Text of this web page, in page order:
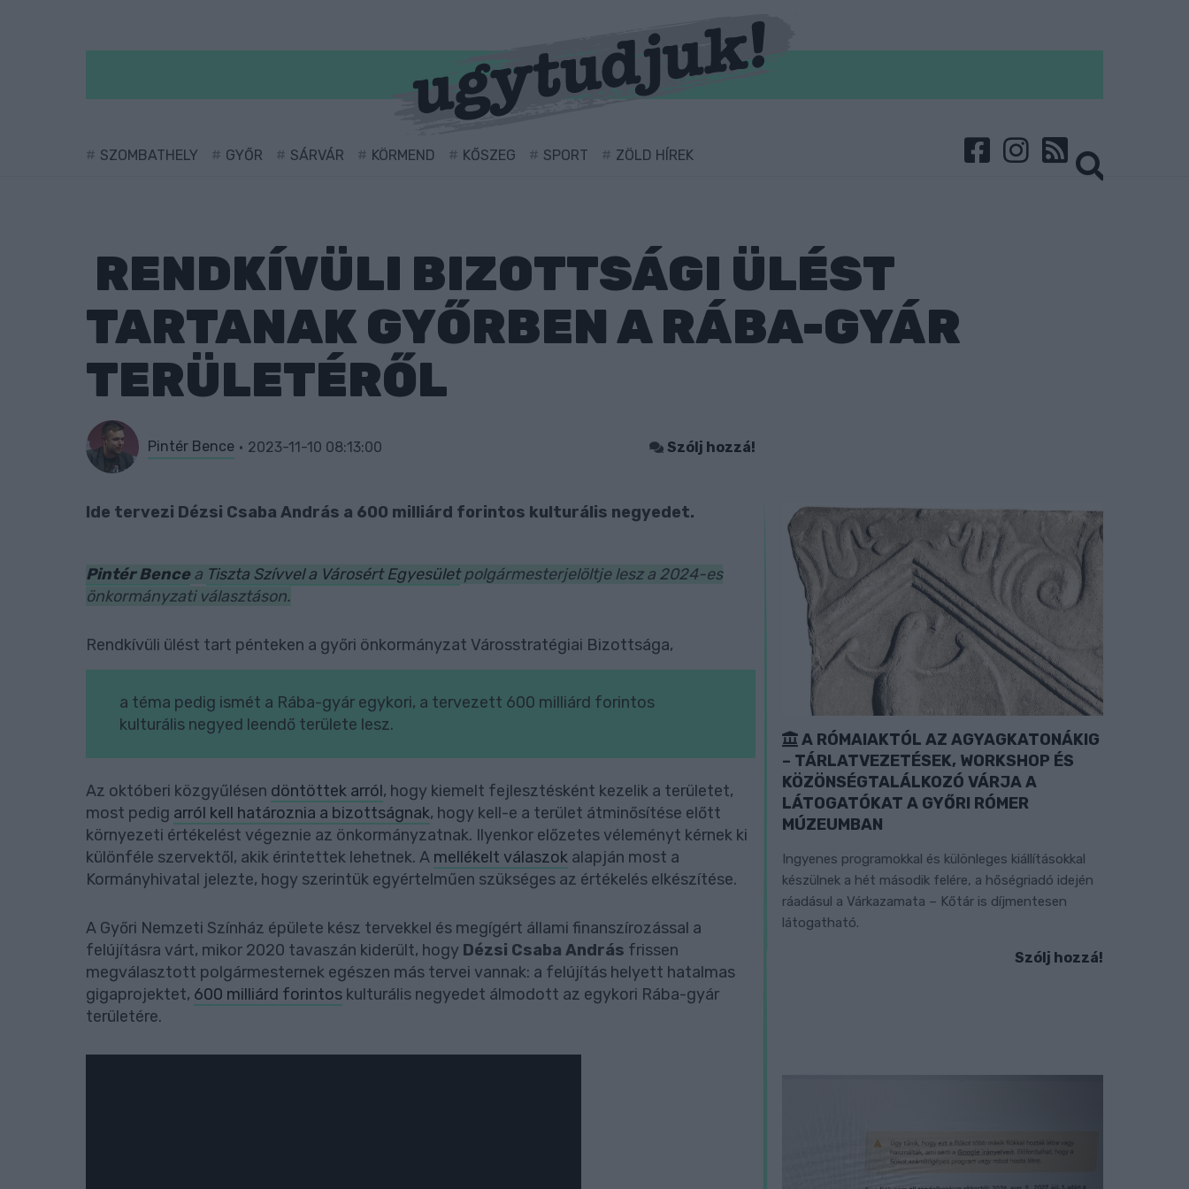
SZOMBATHELY GYŐR SÁRVÁR KÖRMEND KŐSZEG SPORT ZÖLD HÍREK
RENDKÍVÜLI BIZOTTSÁGI ÜLÉST
TARTANAK GYŐRBEN A RÁBA-GYÁR
TERÜLETÉRŐL
Pintér Bence 2023-11-10 08:13:00 Szólj hozzá!
Ide tervezi Dézsi Csaba András a 600 milliárd forintos kulturális negyedet.
Pintér Bencea Tiszta Szívvel a Városért Egyesületpolgármesterjelöltje lesz a 2024-es
önkormányzati választáson.
Rendkívüli ülést tart pénteken a győri önkormányzat Városstratégiai Bizottsága,
a téma pedig ismét a Rába-gyár egykori, a tervezett 600 milliárd forintos
kulturális negyed leendő területe lesz.
Az októberi közgyűlésen döntöttek arról, hogy kiemelt fejlesztésként kezelik a területet,
most pedig arról kell határoznia a bizottságnak, hogy kell-e a terület átminősítése előtt
környezeti értékelést végeznie az önkormányzatnak. Ilyenkor előzetes véleményt kérnek ki
különféle szervektől, akik érintettek lehetnek. A mellékelt válaszok alapján most a
Kormányhivatal jelezte, hogy szerintük egyértelműen szükséges az értékelés elkészítése.
A Győri Nemzeti Színház épülete kész tervekkel és megígért állami finanszírozással a
felújításra várt, mikor 2020 tavaszán kiderült, hogy Dézsi Csaba András frissen
megválasztott polgármesternek egészen más tervei vannak: a felújítás helyett hatalmas
gigaprojektet, 600 milliárd forintos kulturális negyedet álmodott az egykori Rába-gyár
területére.
A RÓMAIAKTÓL AZ AGYAGKATONÁKIG
– TÁRLATVEZETÉSEK, WORKSHOP ÉS
KÖZÖNSÉGTALÁLKOZÓ VÁRJA A
LÁTOGATÓKAT A GYŐRI RÓMER
MÚZEUMBAN
Ingyenes programokkal és különleges kiállításokkal
készülnek a hét második felére, a hőségriadó idején
ráadásul a Várkazamata – Kőtár is díjmentesen
látogatható.
Szólj hozzá!